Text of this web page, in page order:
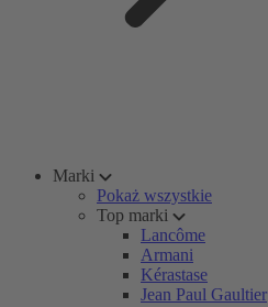
Marki
Pokaż wszystkie
Top marki
Lancôme
Armani
Kérastase
Jean Paul Gaultier